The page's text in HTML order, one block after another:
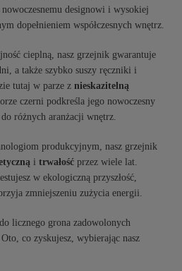
designowi i wysokiej
dopełnieniem współczesnych wnętrz.
cieplną, nasz grzejnik gwarantuje
a także szybko suszy ręczniki i
tutaj w parze znieskazitelną
czerni podkreśla jego nowoczesny
różnych aranżacji wnętrz.
produkcyjnym, nasz grzejnik
itrwałość przez wiele lat.
w ekologiczną przyszłość,
zmniejszeniu zużycia energii.
licznego grona zadowolonych
. Oto, co zyskujesz, wybierając nasz